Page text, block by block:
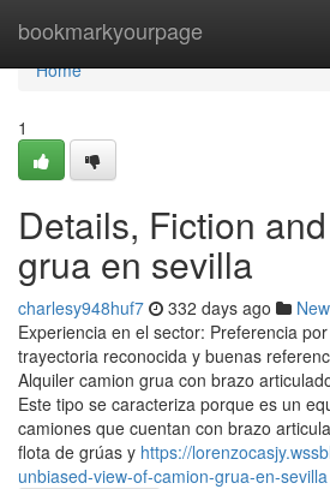
bookmarkyourpage
Home
Home
1
Details, Fiction
grua en sevilla
charlesy948huf7 332 days ago
Experiencia en el sector: Preferencia
trayectoria reconocida y buenas
Alquiler camion grua con brazo
Este tipo se caracteriza porque es un
camiones que cuentan con brazo
flota de grúas y https://
unbiased-view-of-camion-grua-en-sevilla